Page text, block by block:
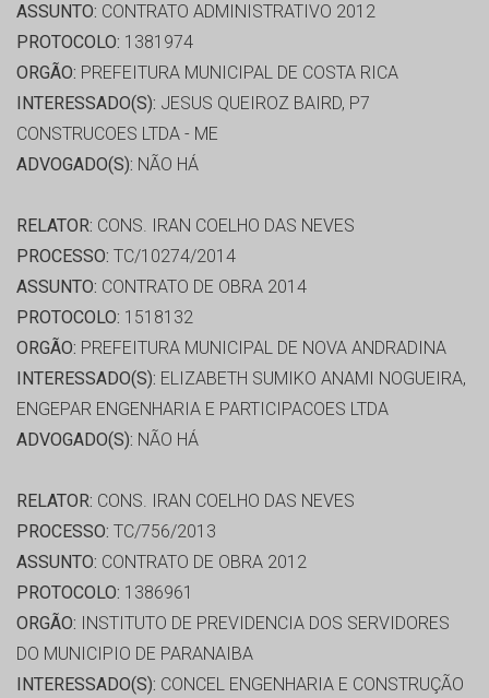
ASSUNTO: CONTRATO ADMINISTRATIVO 2012
PROTOCOLO: 1381974
ORGÃO: PREFEITURA MUNICIPAL DE COSTA RICA
INTERESSADO(S): JESUS QUEIROZ BAIRD, P7
CONSTRUCOES LTDA - ME
ADVOGADO(S): NÃO HÁ
RELATOR: CONS. IRAN COELHO DAS NEVES
PROCESSO: TC/10274/2014
ASSUNTO: CONTRATO DE OBRA 2014
PROTOCOLO: 1518132
ORGÃO: PREFEITURA MUNICIPAL DE NOVA ANDRADINA
INTERESSADO(S): ELIZABETH SUMIKO ANAMI NOGUEIRA,
ENGEPAR ENGENHARIA E PARTICIPACOES LTDA
ADVOGADO(S): NÃO HÁ
RELATOR: CONS. IRAN COELHO DAS NEVES
PROCESSO: TC/756/2013
ASSUNTO: CONTRATO DE OBRA 2012
PROTOCOLO: 1386961
ORGÃO: INSTITUTO DE PREVIDENCIA DOS SERVIDORES
DO MUNICIPIO DE PARANAIBA
INTERESSADO(S): CONCEL ENGENHARIA E CONSTRUÇÃO